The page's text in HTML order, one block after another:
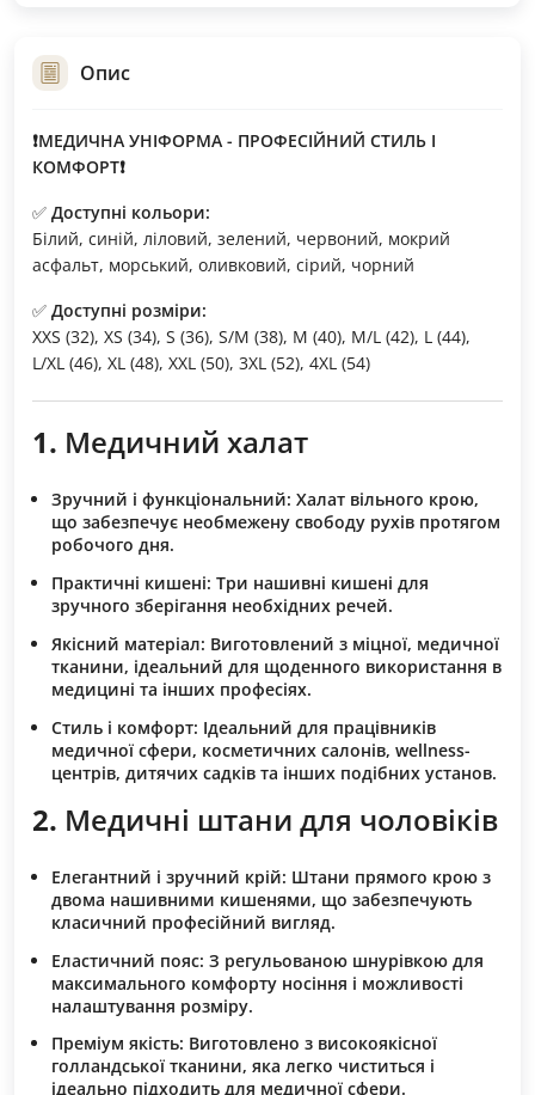
Опис
❗МЕДИЧНА УНІФОРМА - ПРОФЕСІЙНИЙ СТИЛЬ І
КОМФОРТ❗
✅ Доступні кольори:
Білий, синій, ліловий, зелений, червоний, мокрий
асфальт, морський, оливковий, сірий, чорний
✅ Доступні розміри:
XXS (32), XS (34), S (36), S/M (38), M (40), M/L (42), L (44),
L/XL (46), XL (48), XXL (50), 3XL (52), 4XL (54)
1. Медичний халат
Зручний і функціональний: Халат вільного крою,
що забезпечує необмежену свободу рухів протягом
робочого дня.
Практичні кишені: Три нашивні кишені для
зручного зберігання необхідних речей.
Якісний матеріал: Виготовлений з міцної, медичної
тканини, ідеальний для щоденного використання в
медицині та інших професіях.
Стиль і комфорт: Ідеальний для працівників
медичної сфери, косметичних салонів, wellness-
центрів, дитячих садків та інших подібних установ.
2. Медичні штани для чоловіків
Елегантний і зручний крій: Штани прямого крою з
двома нашивними кишенями, що забезпечують
класичний професійний вигляд.
Еластичний пояс: З регульованою шнурівкою для
максимального комфорту носіння і можливості
налаштування розміру.
Преміум якість: Виготовлено з високоякісної
голландської тканини, яка легко чиститься і
ідеально підходить для медичної сфери.